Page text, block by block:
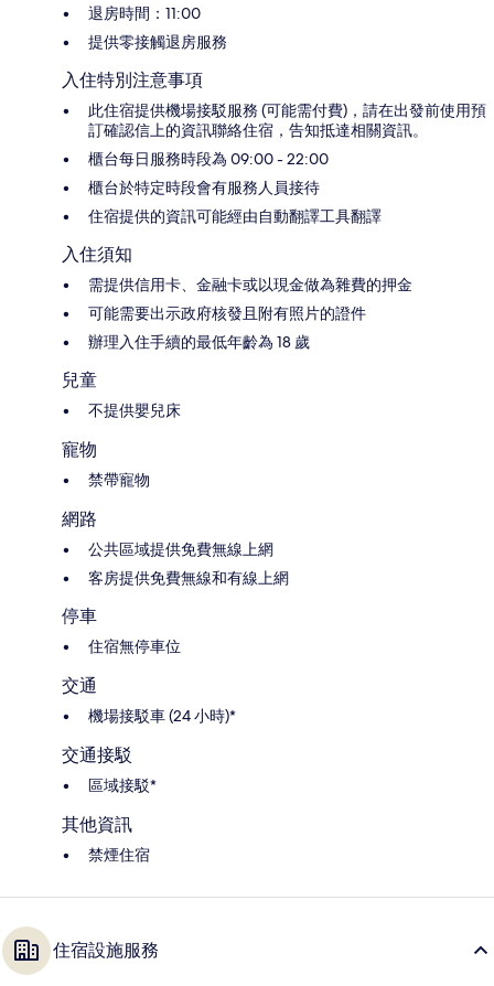
退房時間：11:00
提供零接觸退房服務
入住特別注意事項
此住宿提供機場接駁服務 (可能需付費)，請在出發前使用預
訂確認信上的資訊聯絡住宿，告知抵達相關資訊。
櫃台每日服務時段為 09:00 - 22:00
櫃台於特定時段會有服務人員接待
住宿提供的資訊可能經由自動翻譯工具翻譯
入住須知
需提供信用卡、金融卡或以現金做為雜費的押金
可能需要出示政府核發且附有照片的證件
辦理入住手續的最低年齡為 18 歲
兒童
不提供嬰兒床
寵物
禁帶寵物
網路
公共區域提供免費無線上網
客房提供免費無線和有線上網
停車
住宿無停車位
交通
機場接駁車 (24 小時)*
交通接駁
區域接駁*
其他資訊
禁煙住宿
住宿設施服務